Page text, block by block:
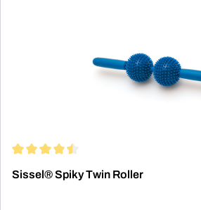
Sissel® Spiky Twin Roller